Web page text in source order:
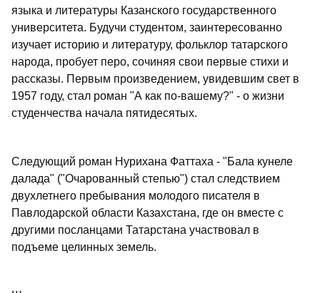
языка и литературы Казанского государственного
университета. Будучи студентом, заинтересованно
изучает историю и литературу, фольклор татарского
народа, пробует перо, сочиняя свои первые стихи и
рассказы. Первым произведением, увидевшим свет в
1957 году, стал роман "А как по-вашему?" - о жизни
студенчества начала пятидесятых.
Следующий роман Нурихана Фаттаха - "Бала кунеле
далада" ("Очарованный степью") стал следствием
двухлетнего пребывания молодого писателя в
Павлодарской области Казахстана, где он вместе с
другими посланцами Татарстана участвовал в
подъеме целинных земель.